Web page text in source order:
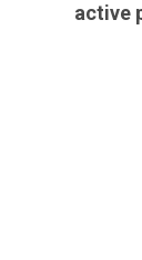
active